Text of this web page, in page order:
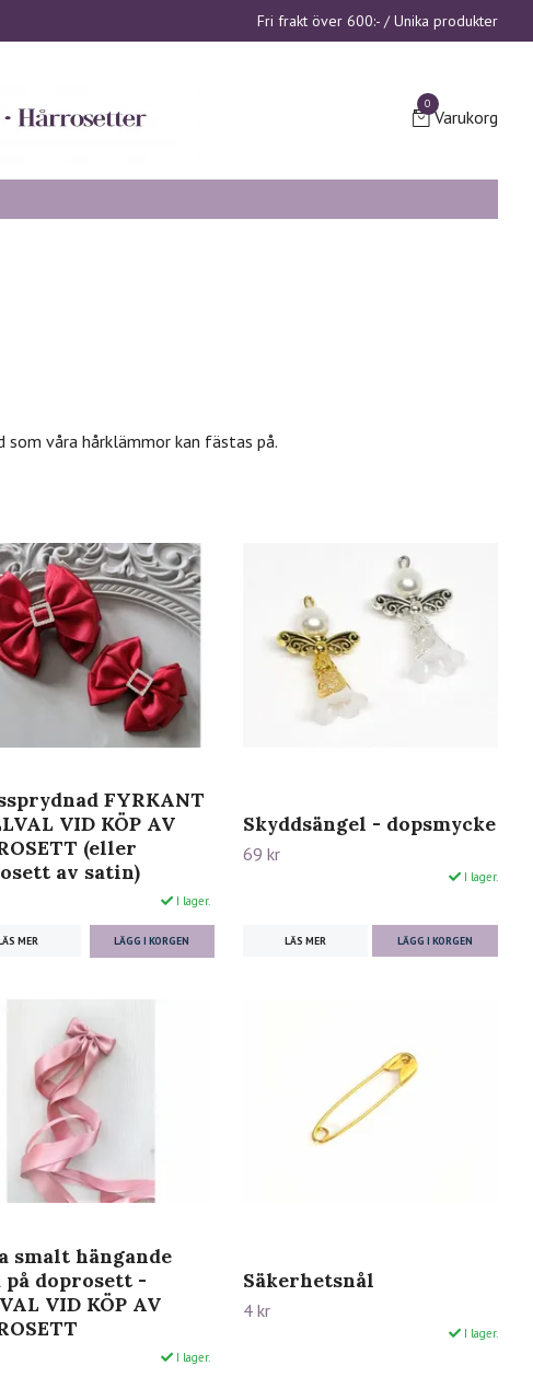
Fri frakt över 600:- / Unika produkter
0
Varukorg
våra hårklämmor kan fästas på.
FYRKANT
VID KÖP AV
(eller
av satin)
I lager.
MER
Skyddsängel - dopsmycke
69 kr
I lager.
LÄS MER LÄGG I KORGEN
smalt hängande
på doprosett -
VID KÖP AV
I lager.
Säkerhetsnål
4 kr
I lager.